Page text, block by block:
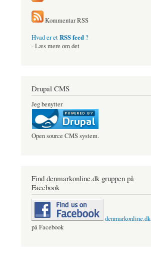
Kommentar RSS
Hvad er etRSS feed ?
- Læs mere om det
Drupal CMS
Jeg benytter
Open source CMS system.
Find denmarkonline.dk gruppen på
Facebook
denmarkonline.dk
på Facebook